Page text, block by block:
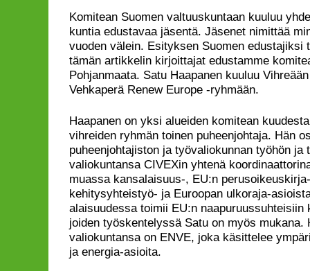
Komitean Suomen valtuuskuntaan kuuluu
kuntia edustavaa jäsentä. Jäsenet nimittää
vuoden välein. Esityksen Suomen edustajiksi
tämän artikkelin kirjoittajat edustamme
Pohjanmaata. Satu Haapanen kuuluu
Vehkaperä Renew Europe -ryhmään.
Haapanen on yksi alueiden komitean
vihreiden ryhmän toinen puheenjohtaja. Hän
puheenjohtajiston ja työvaliokunnan työhön ja
valiokuntansa CIVEXin yhtenä
muassa kansalaisuus-, EU:n
kehitysyhteistyö- ja Euroopan ulkoraja-
alaisuudessa toimii EU:n
joiden työskentelyssä Satu on myös mukana.
valiokuntansa on ENVE, joka käsittelee
ja energia-asioita.